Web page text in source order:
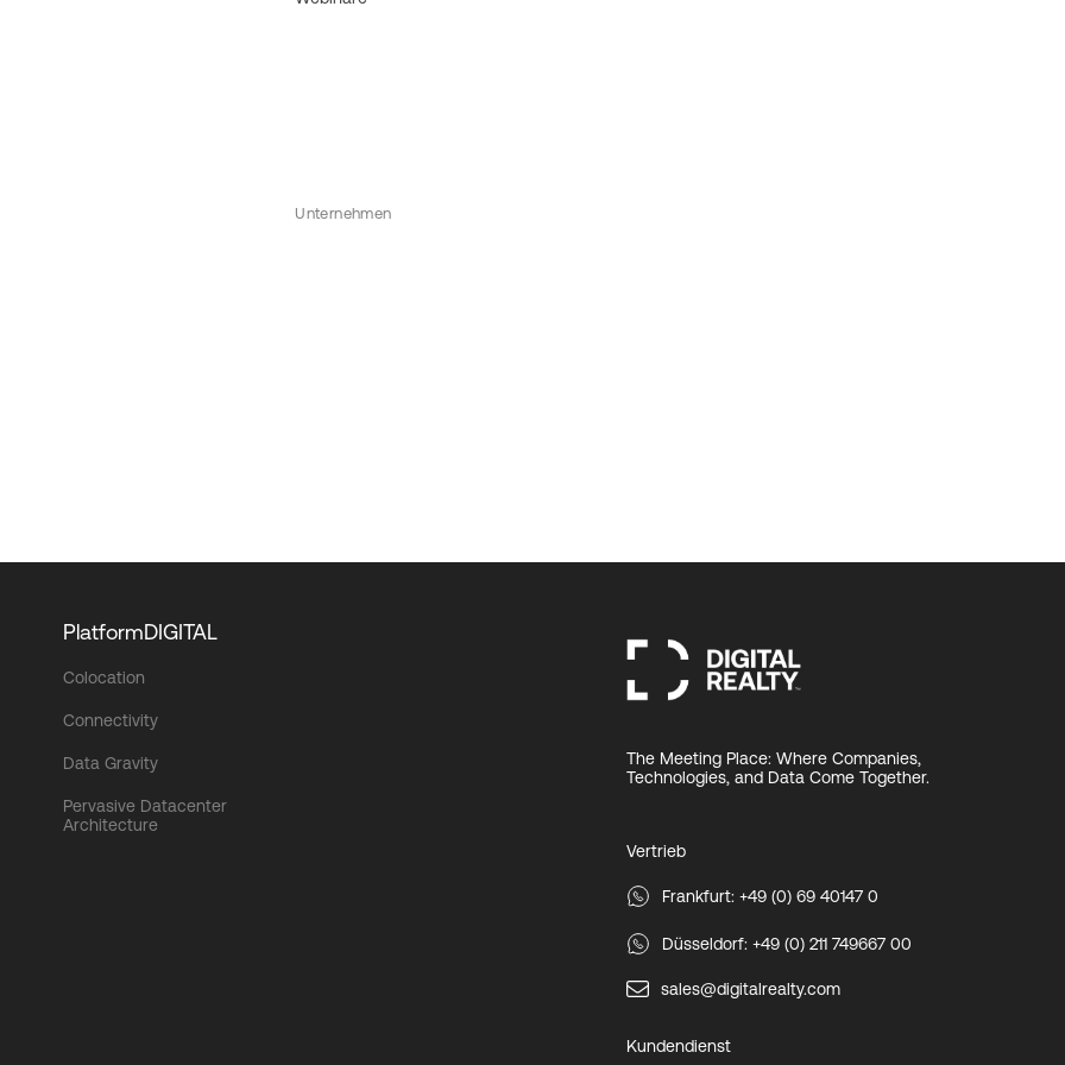
Unternehmen
PlatformDIGITAL
Colocation
Connectivity
Data Gravity
Pervasive Datacenter
Architecture
The Meeting Place: Where Companies,
Technologies, and Data Come Together.
Vertrieb
Frankfurt: +49 (0) 69 40147 0
Düsseldorf: +49 (0) 211 749667 00
sales@digitalrealty.com
Kundendienst